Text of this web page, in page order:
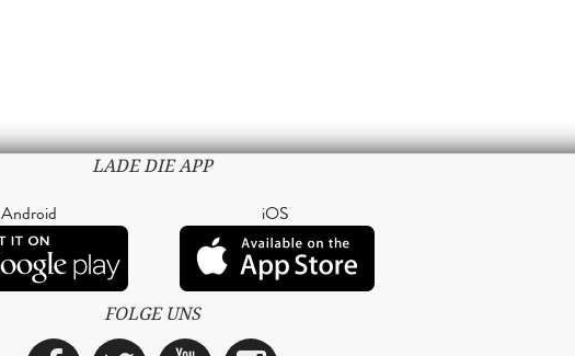
LADE DIE APP
Android iOS
FOLGE UNS